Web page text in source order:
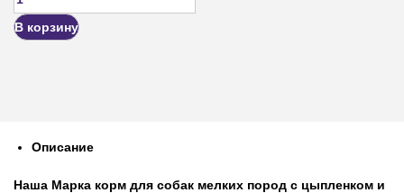
В корзину
Описание
Наша Марка корм для собак мелких пород с цыпленком и